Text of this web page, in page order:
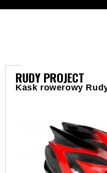
RUDY PROJECT
Kask rowerowy